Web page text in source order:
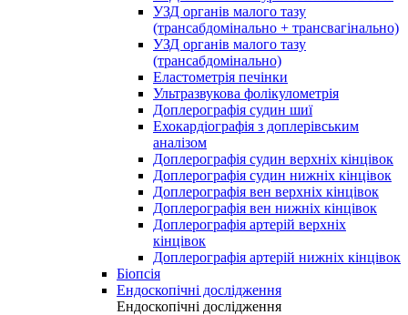
УЗД органів малого тазу
(трансабдомінально + трансвагінально)
УЗД органів малого тазу
(трансабдомінально)
Еластометрія печінки
Ультразвукова фолікулометрія
Доплерографія судин шиї
Ехокардіографія з доплерівським
аналізом
Доплерографія судин верхніх кінцівок
Доплерографія судин нижніх кінцівок
Доплерографія вен верхніх кінцівок
Доплерографія вен нижніх кінцівок
Доплерографія артерій верхніх
кінцівок
Доплерографія артерій нижніх кінцівок
Біопсія
Ендоскопічні дослідження
Ендоскопічні дослідження